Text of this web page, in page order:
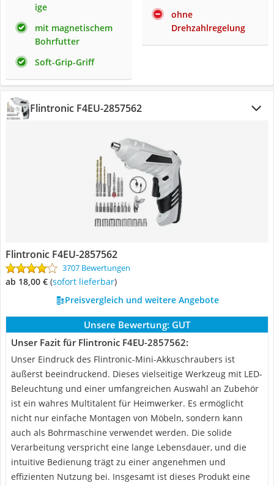
ige
mit magnetischem
Bohrfutter
Soft-Grip-Griff
ohne
Drehzahlregelung
Flintronic ‎F4EU-2857562
Flintronic ‎F4EU-2857562
3707 Bewertungen
ab 18,00 € ( Sofort lieferbar)
Preisvergleich und weitere Angebote
Unsere Bewertung: GUT
Unser Fazit für Flintronic ‎F4EU-2857562:
Unser Eindruck des Flintronic-Mini-Akkuschraubers ist
äußerst beeindruckend. Dieses vielseitige Werkzeug mit LED-
Beleuchtung und einer umfangreichen Auswahl an Zubehör
ist ein wahres Multitalent für Heimwerker. Es ermöglicht
nicht nur einfache Montagen von Möbeln, sondern kann
auch als Bohrmaschine verwendet werden. Die solide
Verarbeitung verspricht eine lange Lebensdauer, und die
intuitive Bedienung trägt zu einer angenehmen und
effizienten Nutzung bei. Insgesamt ist dieses Produkt eine